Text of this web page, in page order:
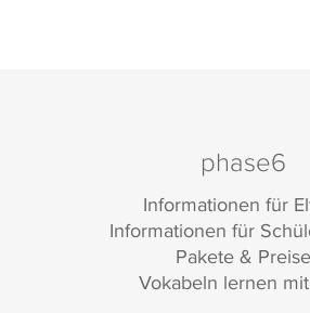
phase6
Informationen für
Informationen für
Pakete & Preise
Vokabeln lernen